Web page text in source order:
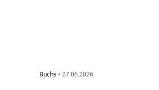
Buchs • 27.06.2026